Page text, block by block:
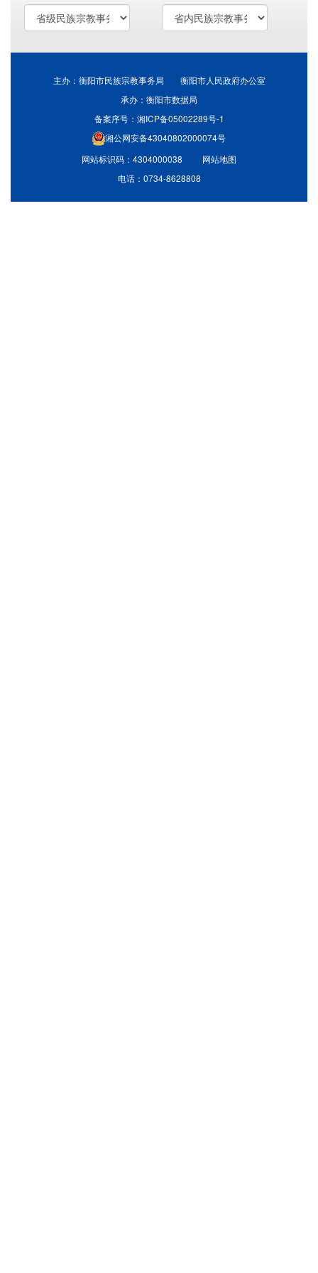
主办：衡阳市民族宗教事务局 衡阳市人民政府办公室
承办：衡阳市数据局
备案序号：湘ICP备05002289号-1
湘公网安备43040802000074号
网站标识码：4304000038
网站地图
电话：0734-8628808